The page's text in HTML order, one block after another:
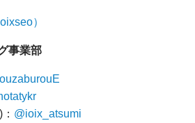
）
事業部
@ioix_atsumi